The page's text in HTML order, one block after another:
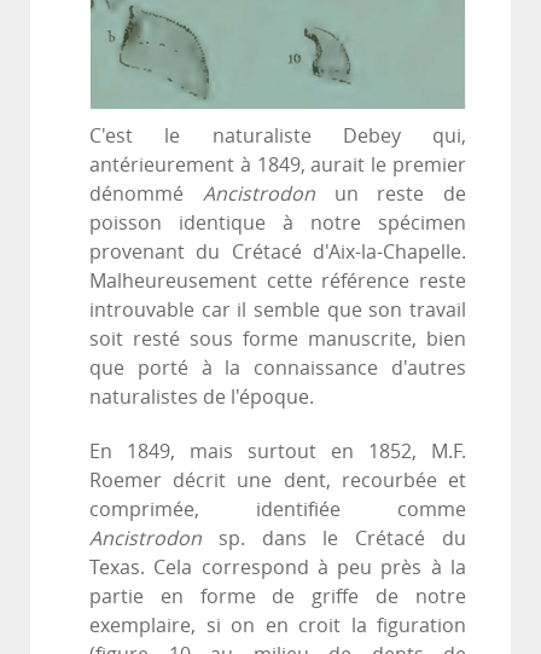
C'est le naturaliste Debey qui,
antérieurement à 1849, aurait le premier
dénommé Ancistrodon un reste de
poisson identique à notre spécimen
provenant du Crétacé d'Aix-la-Chapelle.
Malheureusement cette référence reste
introuvable car il semble que son travail
soit resté sous forme manuscrite, bien
que porté à la connaissance d'autres
naturalistes de l'époque.
En 1849, mais surtout en 1852, M.F.
Roemer décrit une dent, recourbée et
comprimée, identifiée comme
Ancistrodon sp. dans le Crétacé du
Texas. Cela correspond à peu près à la
partie en forme de griffe de notre
exemplaire, si on en croit la figuration